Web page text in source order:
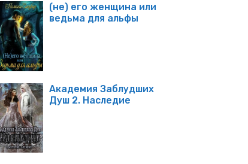
(не) его женщина или
ведьма для альфы
Академия Заблудших
Душ 2. Наследие